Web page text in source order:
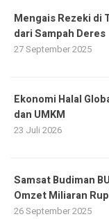
Mengais Rezeki di
dari Sampah Deres
27 September 2025
Ekonomi Halal
dan UMKM
23 Juli 2026
Samsat Budiman
Omzet Miliaran
26 September 2025